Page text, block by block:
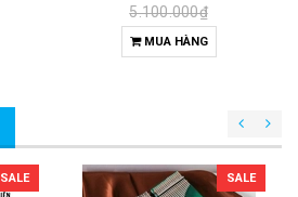
5.100.000₫
MUA HÀNG
SALE SALE